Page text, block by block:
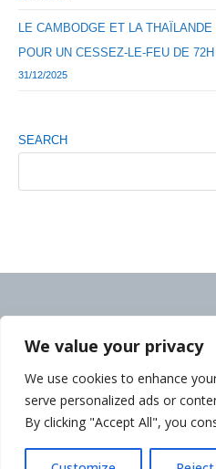
We value your privacy
We use cookies to enhance
serve personalized ads or
By clicking "Accept All", you
LE CAMBODGE ET LA
POUR UN CESSEZ-LE-FEU DE 72H
31/12/2025
SEARCH